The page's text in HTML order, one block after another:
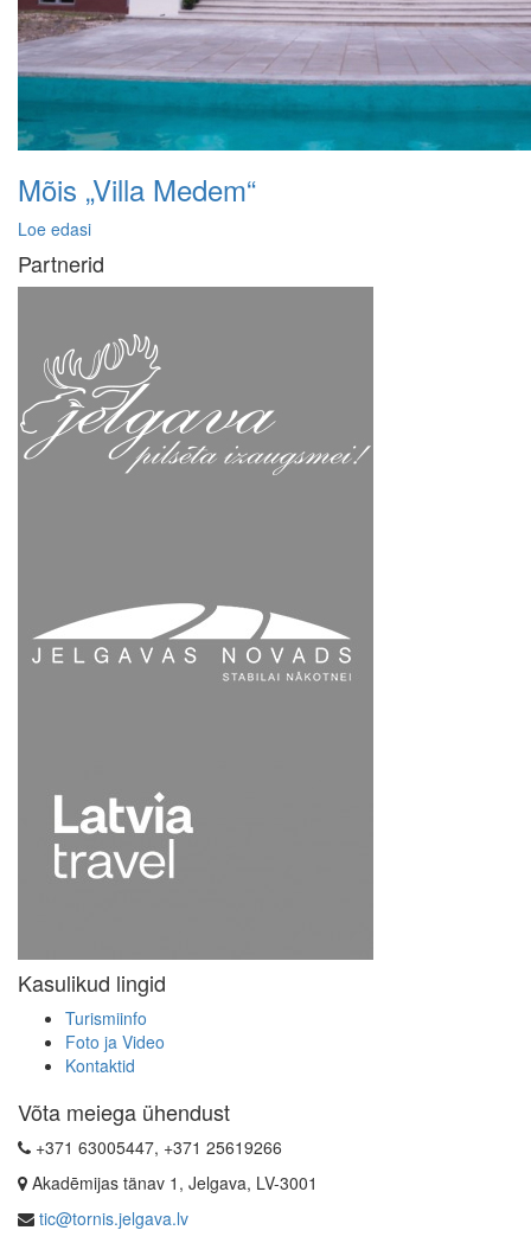
Mõis „Villa Medem“
Loe edasi
Partnerid
Kasulikud lingid
Turismiinfo
Foto ja Video
Kontaktid
Võta meiega ühendust
+371 63005447, +371 25619266
Akadēmijas tänav 1, Jelgava, LV-3001
tic@tornis.jelgava.lv